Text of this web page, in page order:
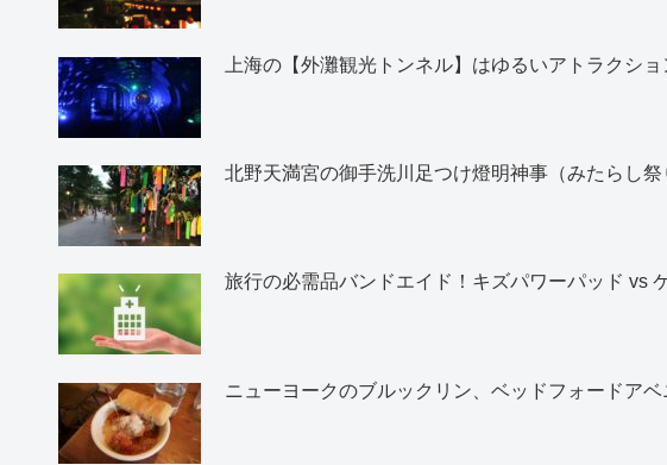
上海の【外灘観光トンネル】はゆるいアトラクシ
北野天満宮の御手洗川足つけ燈明神事（みたらし
旅行の必需品バンドエイド！キズパワーパッド vs
ニューヨークのブルックリン、ベッドフォードア